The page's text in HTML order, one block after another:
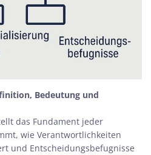
Bedeutung und
das Fundament jeder
wie Verantwortlichkeiten
und Entscheidungsbefugnisse